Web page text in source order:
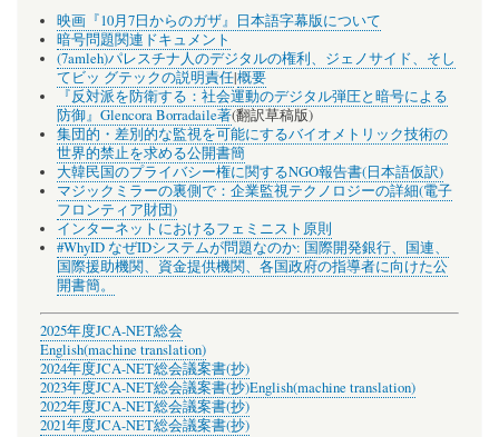
映画『10月7日からのガザ』日本語字幕版について
暗号問題関連ドキュメント
(7amleh)パレスチナ人のデジタルの権利、ジェノサイド、そし
てビッ グテックの説明責任|概要
『反対派を防衛する：社会運動のデジタル弾圧と暗号による
防御』Glencora Borradaile著(翻訳草稿版)
集団的・差別的な監視を可能にするバイオメトリック技術の
世界的禁止を求める公開書簡
大韓民国のプライバシー権に関するNGO報告書(日本語仮訳)
マジックミラーの裏側で：企業監視テクノロジーの詳細(電子
フロンティア財団)
インターネットにおけるフェミニスト原則
#WhyID なぜIDシステムが問題なのか: 国際開発銀行、国連、
国際援助機関、資金提供機関、各国政府の指導者に向けた公
開書簡。
2025年度JCA-NET総会
English(machine translation)
2024年度JCA-NET総会議案書(抄)
2023年度JCA-NET総会議案書(抄)English(machine translation)
2022年度JCA-NET総会議案書(抄)
2021年度JCA-NET総会議案書(抄)